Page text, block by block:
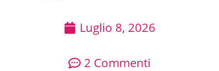
Luglio 8, 2026
2 Commenti